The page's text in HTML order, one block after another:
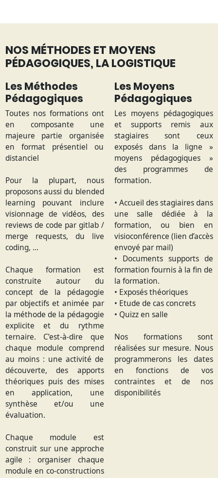
NOS MÉTHODES ET MOYENS
PÉDAGOGIQUES, LA LOGISTIQUE
Les Méthodes
Pédagogiques
Toutes nos formations ont
en composante une
majeure partie organisée
en format présentiel ou
distanciel
Pour la plupart, nous
proposons aussi du blended
learning pouvant inclure
visionnage de vidéos, des
reviews de code par gitlab /
merge requests, du live
coding, …
Chaque formation est
construite autour du
concept de la pédagogie
par objectifs et animée par
la méthode de la pédagogie
explicite et du rythme
ternaire. C’est-à-dire que
chaque module comprend
au moins : une activité de
découverte, des apports
théoriques puis des mises
en application, une
synthèse et/ou une
évaluation.
Chaque module est
construit sur une approche
agile : organiser chaque
module en co-constructions
Les Moyens
Pédagogiques
Les moyens pédagogiques
et supports remis aux
stagiaires sont ceux
exposés dans la ligne »
moyens pédagogiques »
des programmes de
formation.
• Accueil des stagiaires dans
une salle dédiée à la
formation, ou bien en
visioconférence (lien d’accès
envoyé par mail)
• Documents supports de
formation fournis à la fin de
la formation.
• Exposés théoriques
• Etude de cas concrets
• Quizz en salle
Nos formations sont
réalisées sur mesure. Nous
programmerons les dates
en fonctions de vos
contraintes et de nos
disponibilités